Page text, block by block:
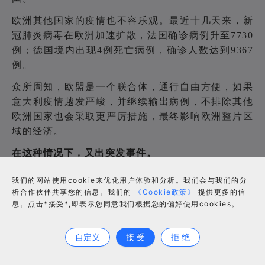
欧洲其他国家的疫情也不容乐观。最近十几天来，新
冠肺炎病毒在欧洲加速扩散，法国确诊病例升至7730
例；德国境内出现4例死亡病例，确诊人数达到9367
例。
众所周知，欧盟是一个联合体，通行自由方便，如果
意大利疫情越发严峻，并继续输出病例，不排除其他
欧洲国家也会采取更严厉措施，最终影响欧洲整片区
域的经济。
在这种情况下，又出突发事件。
昨天下午，FBA紧急停止非必要商品入库。
我们的网站使用cookie来优化用户体验和分析。我们会与我们的分
析合作伙伴共享您的信息。我们的
《Cookie政策》
提供更多的信
息。点击*接受*,即表示您同意我们根据您的偏好使用cookies。
自定义 接 受 拒 绝